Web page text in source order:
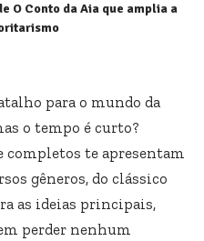
O Conto da Aia que amplia a
para o mundo da
o tempo é curto?
completos te apresentam
gêneros, do clássico
as ideias principais,
perder nenhum